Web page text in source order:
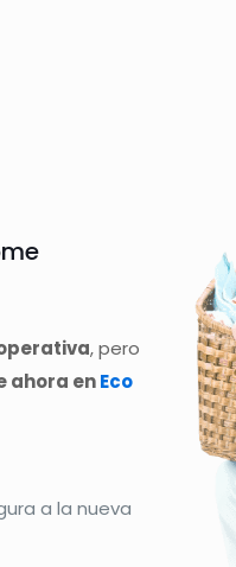
, pero
ahora enEco
a la nueva